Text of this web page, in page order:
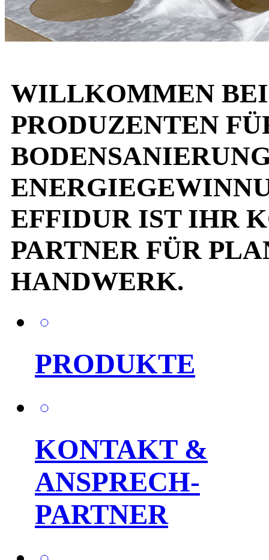
WILLKOMMEN
PRODUZENTEN
EFFIDUR IST IHR
PARTNER FÜR
HANDWERK.
PRODUKTE
KONTAKT &
ANSPRECH-
PARTNER